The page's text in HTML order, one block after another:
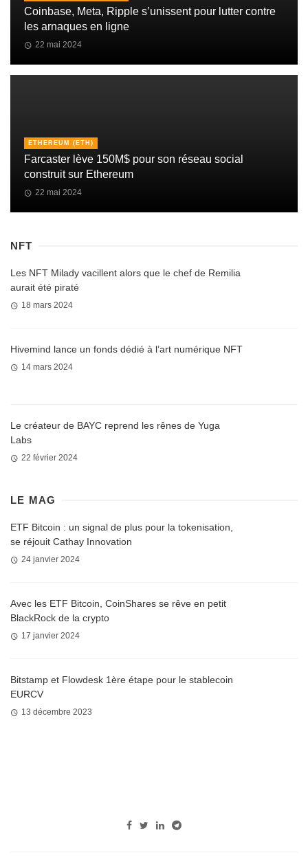
Coinbase, Meta, Ripple s’unissent pour lutter contre
les arnaques en ligne
22 mai 2024
ETHEREUM (ETH)
Farcaster lève 150M$ pour son réseau social
construit sur Ethereum
22 mai 2024
NFT
Les NFT Milady vacillent alors que le chef de Remilia
aurait été piraté
18 mars 2024
Hivemind lance un fonds dédié à l’art numérique NFT
14 mars 2024
Le créateur de BAYC reprend les rênes de Yuga
Labs
22 février 2024
LE MAG
ETF Bitcoin : un signal de plus pour la tokenisation,
se réjouit Cathay Innovation
24 janvier 2024
Avec les ETF Bitcoin, CoinShares se rêve en petit
BlackRock de la crypto
17 janvier 2024
Bitstamp et Flowdesk 1ère étape pour le stablecoin
EURCV
13 décembre 2023